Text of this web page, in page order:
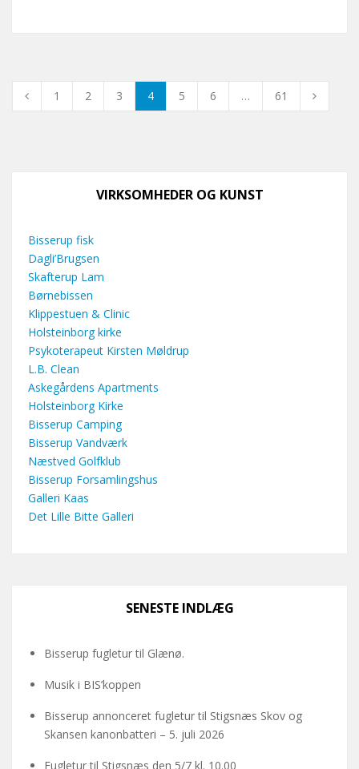
1 2 3 4 5 6 … 61
VIRKSOMHEDER OG KUNST
Bisserup fisk
Dagli’Brugsen
Skafterup Lam
Børnebissen
Klippestuen & Clinic
Holsteinborg kirke
Psykoterapeut Kirsten Møldrup
L.B. Clean
Askegårdens Apartments
Holsteinborg Kirke
Bisserup Camping
Bisserup Vandværk
Næstved Golfklub
Bisserup Forsamlingshus
Galleri Kaas
Det Lille Bitte Galleri
SENESTE INDLÆG
Bisserup fugletur til Glænø.
Musik i BIS’koppen
Bisserup annonceret fugletur til Stigsnæs Skov og
Skansen kanonbatteri – 5. juli 2026
Fugletur til Stigsnæs den 5/7 kl. 10.00